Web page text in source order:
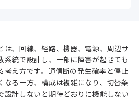
は、回線、経路、機器、電源、周辺サ
系統で設計し、一部に障害が起きても
考え方です。通信断の発生確率と停止
なる一方、構成は複雑になり、切替条
設計しないと期待どおりに機能しない